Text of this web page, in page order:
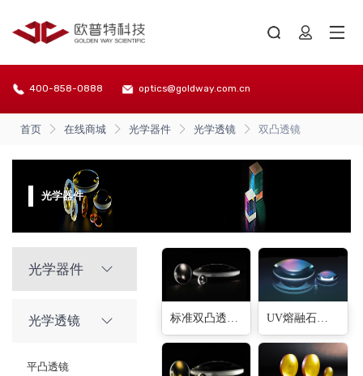
400-858-0888 optics@goldway.com.cn
首页 在线商城 光学器件 光学透镜 双凸透镜
光学器件
光学器件
光学透镜
平凸透镜